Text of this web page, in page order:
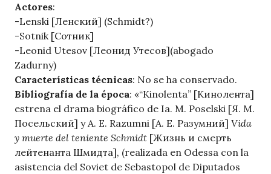
Actores:
-Lenski [Ленский] (Schmidt?)
-Sotnik [Сотник]
-Leonid Utesov [Леонид Утесов](abogado
Zadurny)
Características técnicas: No se ha conservado.
Bibliografía de la época: «“Kinolenta” [Кинолента]
estrena el drama biográfico de Ia. M. Poselski [Я. М.
Посельский] y A. E. Razumni [А. Е. Разумний] Vida
y muerte del teniente Schmidt [Жизнь и смерть
лейтенанта Шмидта], (realizada en Odessa con la
asistencia del Soviet de Sebastopol de Diputados